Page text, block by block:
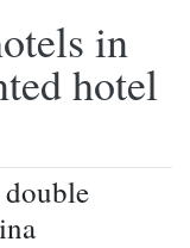
in
hotel